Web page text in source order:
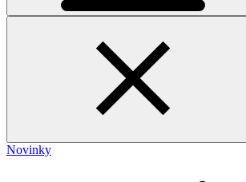
Novinky